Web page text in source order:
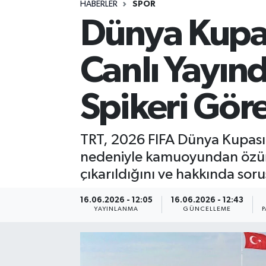
HABERLER SPOR
Dünya
Canlı
Spikeri
TRT, 2026 FIFA Dünya
nedeniyle kamuoyundan
çıkarıldığını ve hakkında
16.06.2026 - 12:05
YAYINLANMA
16.06.2026 - 12:43
GÜNCELLEME